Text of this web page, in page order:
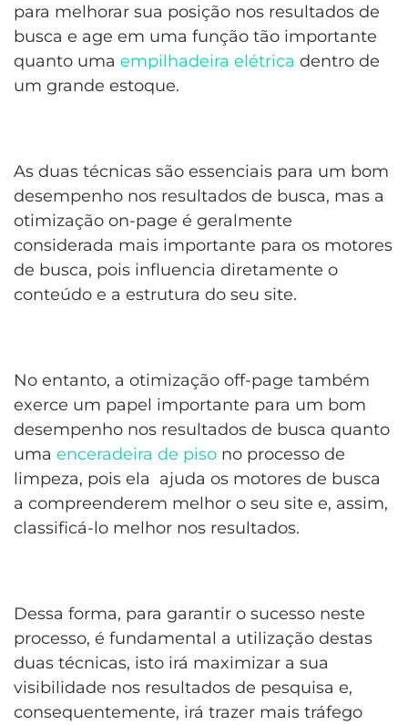
para melhorar sua posição nos resultados de
busca e age em uma função tão importante
quanto uma empilhadeira elétrica dentro de
um grande estoque.
As duas técnicas são essenciais para um bom
desempenho nos resultados de busca, mas a
otimização on-page é geralmente
considerada mais importante para os motores
de busca, pois influencia diretamente o
conteúdo e a estrutura do seu site.
No entanto, a otimização off-page também
exerce um papel importante para um bom
desempenho nos resultados de busca quanto
uma enceradeira de piso no processo de
limpeza, pois ela ajuda os motores de busca
a compreenderem melhor o seu site e, assim,
classificá-lo melhor nos resultados.
Dessa forma, para garantir o sucesso neste
processo, é fundamental a utilização destas
duas técnicas, isto irá maximizar a sua
visibilidade nos resultados de pesquisa e,
consequentemente, irá trazer mais tráfego